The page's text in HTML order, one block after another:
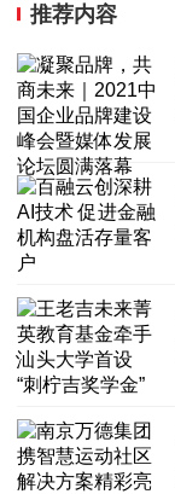
推荐内容